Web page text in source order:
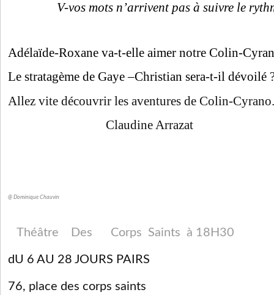
V-vos mots n’arrivent pas à suivre le
Adélaïde-Roxane va-t-elle aimer notre Colin-
Le stratagème de Gaye –Christian sera-t-il dévoilé
Allez vite découvrir les aventures de Colin-
Claudine Arrazat
@ Dominique Chauvin
Théâtre Des Corps Saints à 18H30
dU 6 AU 28 JOURS PAIRS
76, place des corps saints